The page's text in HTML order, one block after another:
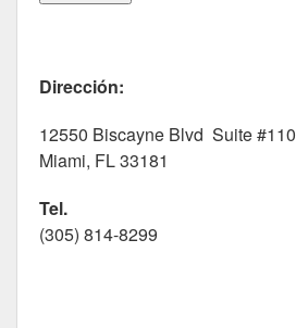
Dirección:
12550 Biscayne Blvd Suite #110
Miami, FL 33181
Tel.
(305) 814-8299